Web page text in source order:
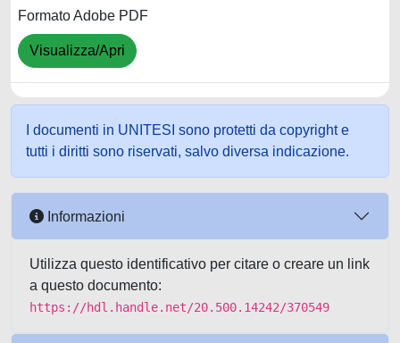
Formato Adobe PDF
Visualizza/Apri
I documenti in UNITESI sono protetti da copyright e
tutti i diritti sono riservati, salvo diversa indicazione.
Informazioni
Utilizza questo identificativo per citare o creare un link
a questo documento:
https://hdl.handle.net/20.500.14242/370549